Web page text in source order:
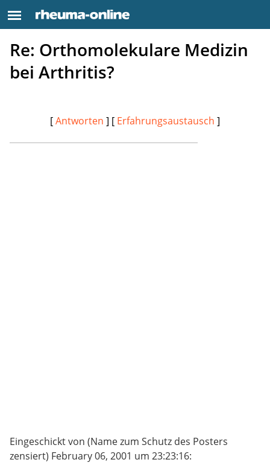
Re: Orthomolekulare Medizin
bei Arthritis?
[Antworten ] [ Erfahrungsaustausch ]
Eingeschickt von (Name zum Schutz des Posters
zensiert) February 06, 2001 um 23:23:16: